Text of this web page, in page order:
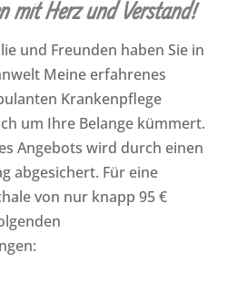
mit Herz und Verstand!
und Freunden haben Sie in
Meine erfahrenes
Krankenpflege
um Ihre Belange kümmert.
Angebots wird durch einen
abgesichert. Für eine
von nur knapp 95 €